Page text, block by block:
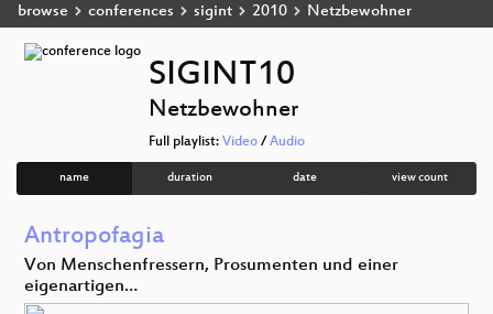
browse conferences sigint 2010 Netzbewohner
SIGINT10
Netzbewohner
Full playlist: Video / Audio
name duration date view count
Antropofagia
Von Menschenfressern, Prosumenten und einer
eigenartigen…